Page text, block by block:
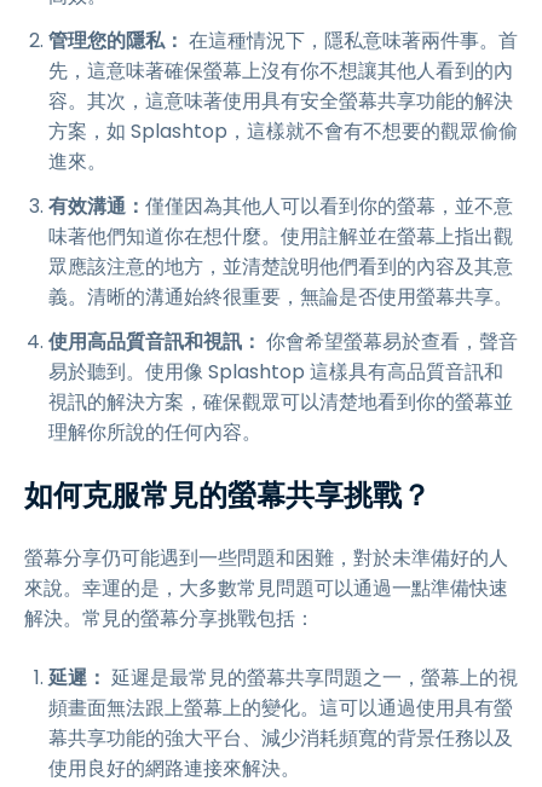
管理您的隱私： 在這種情況下，隱私意味著兩件事。首
先，這意味著確保螢幕上沒有你不想讓其他人看到的內
容。其次，這意味著使用具有安全螢幕共享功能的解決
方案，如 Splashtop，這樣就不會有不想要的觀眾偷偷
進來。
有效溝通： 僅僅因為其他人可以看到你的螢幕，並不意
味著他們知道你在想什麼。使用註解並在螢幕上指出觀
眾應該注意的地方，並清楚說明他們看到的內容及其意
義。清晰的溝通始終很重要，無論是否使用螢幕共享。
使用高品質音訊和視訊： 你會希望螢幕易於查看，聲音
易於聽到。使用像 Splashtop 這樣具有高品質音訊和
視訊的解決方案，確保觀眾可以清楚地看到你的螢幕並
理解你所說的任何內容。
如何克服常見的螢幕共享挑戰？
螢幕分享仍可能遇到一些問題和困難，對於未準備好的人
來說。幸運的是，大多數常見問題可以通過一點準備快速
解決。常見的螢幕分享挑戰包括：
延遲： 延遲是最常見的螢幕共享問題之一，螢幕上的視
頻畫面無法跟上螢幕上的變化。這可以通過使用具有螢
幕共享功能的強大平台、減少消耗頻寬的背景任務以及
使用良好的網路連接來解決。